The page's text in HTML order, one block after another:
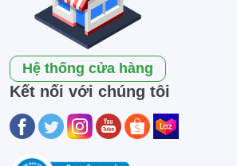
Hệ thống cửa hàng
Kết nối với chúng tôi